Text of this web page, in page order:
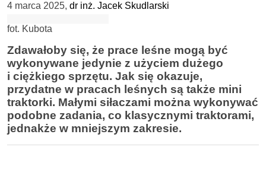
4 marca 2025, dr inż. Jacek Skudlarski
fot. Kubota
Zdawałoby się, że prace leśne mogą być
wykonywane jedynie z użyciem dużego
i ciężkiego sprzętu. Jak się okazuje,
przydatne w pracach leśnych są także mini
traktorki. Małymi siłaczami można wykonywać
podobne zadania, co klasycznymi traktorami,
jednakże w mniejszym zakresie.